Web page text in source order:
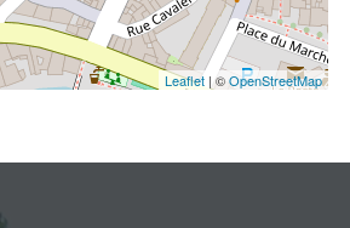
Leaflet | ©OpenStreetMap